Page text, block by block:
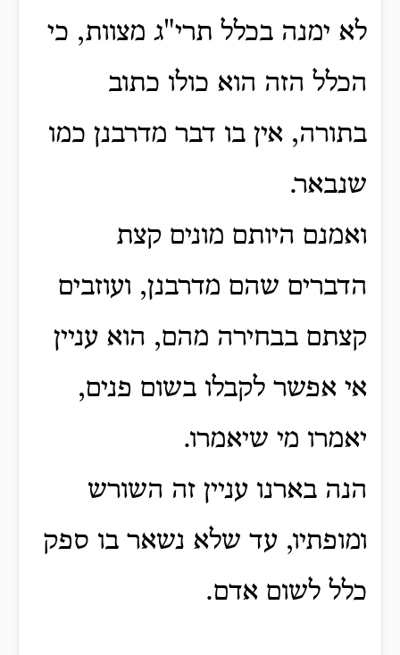
לא ימנה בכלל תרי"ג מצוות, כי
הכלל הזה הוא כולו כתוב
בתורה, אין בו דבר מדרבנן כמו
שנבאר.
ואמנם היותם מונים קצת
הדברים שהם מדרבנן, ועוזבים
קצתם בבחירה מהם, הוא עניין
אי אפשר לקבלו בשום פנים,
יאמרו מי שיאמרו.
הנה בארנו עניין זה השורש
ומופתיו, עד שלא נשאר בו ספק
כלל לשום אדם.